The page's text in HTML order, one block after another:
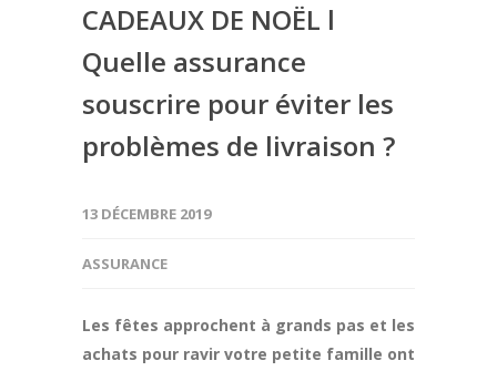
CADEAUX DE NOËL l
Quelle assurance
souscrire pour éviter les
problèmes de livraison ?
13 DÉCEMBRE 2019
ASSURANCE
Les fêtes approchent à grands pas et les
achats pour ravir votre petite famille ont